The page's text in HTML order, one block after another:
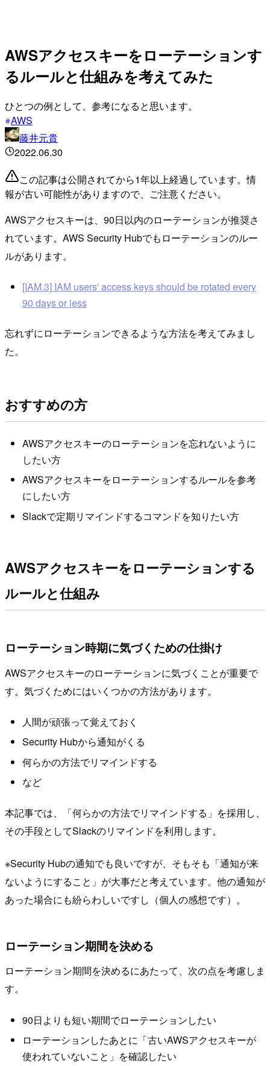
AWSアクセスキーをローテーションす
るルールと仕組みを考えてみた
ひとつの例として、参考になると思います。
AWS
藤井元貴
2022.06.30
この記事は公開されてから1年以上経過しています。情
報が古い可能性がありますので、ご注意ください。
AWSアクセスキーは、90日以内のローテーションが推奨さ
れています。AWS Security Hubでもローテーションのルー
ルがあります。
[IAM.3] IAM users' access keys should be rotated every
90 days or less
忘れずにローテーションできるような方法を考えてみまし
た。
おすすめの方
AWSアクセスキーのローテーションを忘れないように
したい方
AWSアクセスキーをローテーションするルールを参考
にしたい方
Slackで定期リマインドするコマンドを知りたい方
AWSアクセスキーをローテーションする
ルールと仕組み
ローテーション時期に気づくための仕掛け
AWSアクセスキーのローテーションに気づくことが重要で
す。気づくためにはいくつかの方法があります。
人間が頑張って覚えておく
Security Hubから通知がくる
何らかの方法でリマインドする
など
本記事では、「何らかの方法でリマインドする」を採用し、
その手段としてSlackのリマインドを利用します。
※Security Hubの通知でも良いですが、そもそも「通知が来
ないようにすること」が大事だと考えています。他の通知が
あった場合にも紛らわしいですし（個人の感想です）。
ローテーション期間を決める
ローテーション期間を決めるにあたって、次の点を考慮しま
す。
90日よりも短い期間でローテーションしたい
ローテーションしたあとに「古いAWSアクセスキーが
使われていないこと」を確認したい